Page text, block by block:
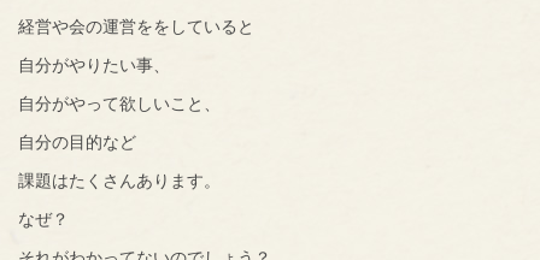
経営や会の運営ををしていると
自分がやりたい事、
自分がやって欲しいこと、
自分の目的など
課題はたくさんあります。
なぜ？